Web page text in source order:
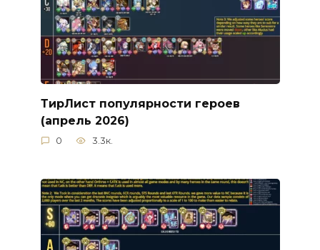
ТирЛист популярности героев
(апрель 2026)
0 3.3к.